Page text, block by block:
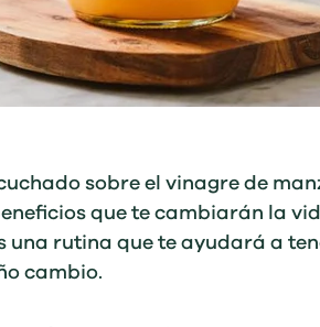
sobre el vinagre de
que te cambiarán la
una rutina que te ayudará a
cambio.